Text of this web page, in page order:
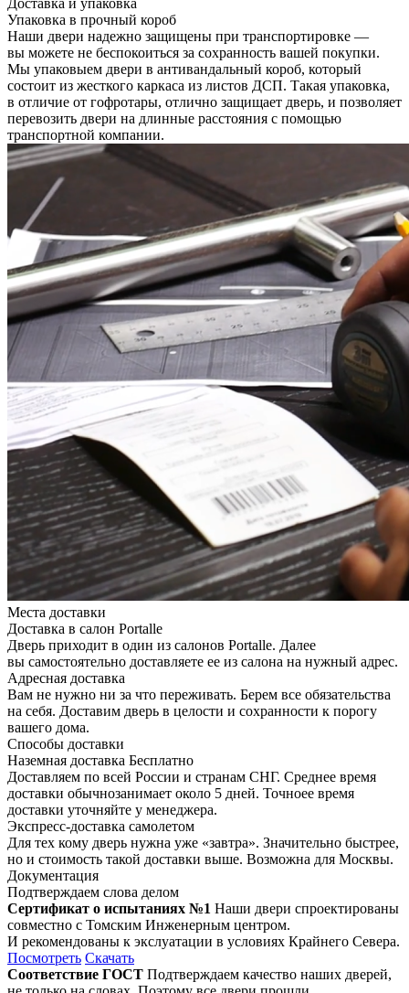
Упаковка в прочный короб
Наши двери надежно защищены при транспортировке —
вы можете не беспокоиться за сохранность вашей покупки.
Мы упаковыем двери в антивандальный короб, который
состоит из жесткого каркаса из листов ДСП. Такая упаковка,
в отличие от гофротары, отлично защищает дверь, и позволяет
перевозить двери на длинные расстояния с помощью
транспортной компании.
Места доставки
Доставка в салон Portalle
Дверь приходит в один из салонов Portalle. Далее
вы самостоятельно доставляете ее из салона на нужный адрес.
Адресная доставка
Вам не нужно ни за что переживать. Берем все обязательства
на себя. Доставим дверь в целости и сохранности к порогу
вашего дома.
Способы доставки
Наземная доставка Бесплатно
Доставляем по всей России и странам СНГ. Среднее время
доставки обычнозанимает около 5 дней. Точноее время
доставки уточняйте у менеджера.
Экспресс-доставка самолетом
Для тех кому дверь нужна уже «завтра». Значительно быстрее,
но и стоимость такой доставки выше. Возможна для Москвы.
Документация
Подтверждаем слова делом
Сертификат о испытаниях №1 Наши двери спроектированы
совместно с Томским Инженерным центром.
И рекомендованы к экслуатации в условиях Крайнего Севера.
Посмотреть Скачать
Соответствие ГОСТ Подтверждаем качество наших дверей,